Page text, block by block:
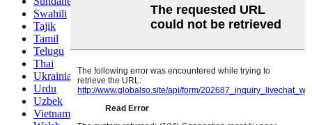
Swahili
Tajik
Tamil
Telugu
Thai
Ukrainian
Urdu
Uzbek
Vietnamese